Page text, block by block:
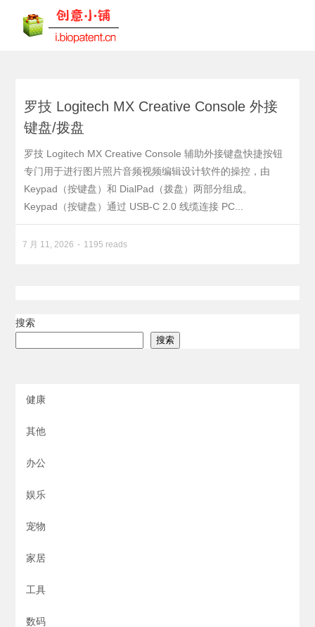
罗技 Logitech MX Creative Console 外接
键盘/拨盘
罗技 Logitech MX Creative Console 辅助外接键盘快捷按钮
专门用于进行图片照片音频视频编辑设计软件的操控，由
Keypad（按键盘）和 DialPad（拨盘）两部分组成。
Keypad（按键盘）通过 USB-C 2.0 线缆连接 PC...
7 月 11, 2026 1195 reads
搜索
搜索
健康
其他
办公
娱乐
宠物
家居
工具
数码